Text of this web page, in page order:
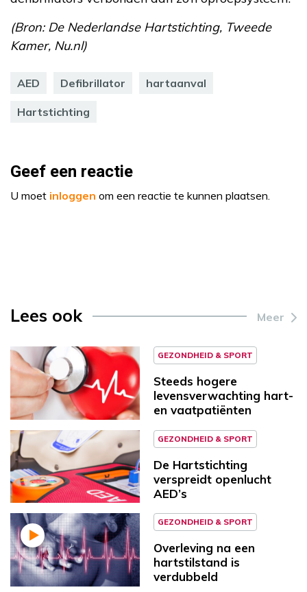
(Bron: De Nederlandse Hartstichting, Tweede
Kamer, Nu.nl)
AED Defibrillator hartaanval
Hartstichting
Geef een reactie
U moet inloggen om een reactie te kunnen plaatsen.
Lees ook Meer
GEZONDHEID & SPORT
Steeds hogere
levensverwachting hart-
en vaatpatiënten
GEZONDHEID & SPORT
De Hartstichting
verspreidt openlucht
AED’s
GEZONDHEID & SPORT
Overleving na een
hartstilstand is
verdubbeld